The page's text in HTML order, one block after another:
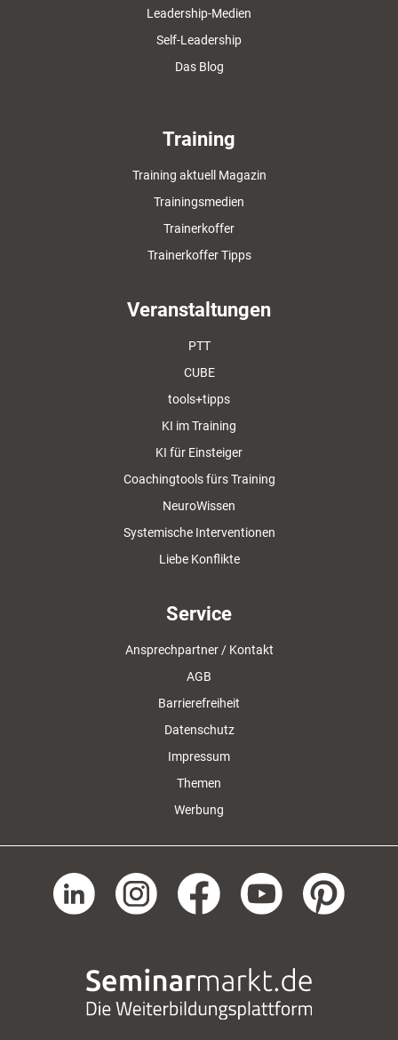
Leadership-Medien
Self-Leadership
Das Blog
Training
Training aktuell Magazin
Trainingsmedien
Trainerkoffer
Trainerkoffer Tipps
Veranstaltungen
PTT
CUBE
tools+tipps
KI im Training
KI für Einsteiger
Coachingtools fürs Training
NeuroWissen
Systemische Interventionen
Liebe Konflikte
Service
Ansprechpartner / Kontakt
AGB
Barrierefreiheit
Datenschutz
Impressum
Themen
Werbung